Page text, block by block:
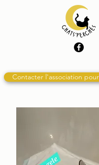
Contacter l'association